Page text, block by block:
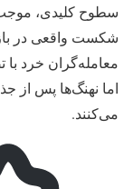
سطوح کلیدی،
شکست واقعی در
معامله‌گران خرد با
اما نهنگ‌ها پس از
می‌کنند.